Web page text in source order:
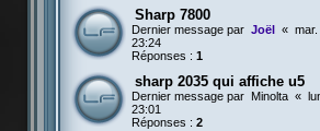
Sharp 7800
Dernier message par Joël «
23:24
Réponses : 1
sharp 2035 qui affiche u5
Dernier message par Minolta «
23:01
Réponses : 2